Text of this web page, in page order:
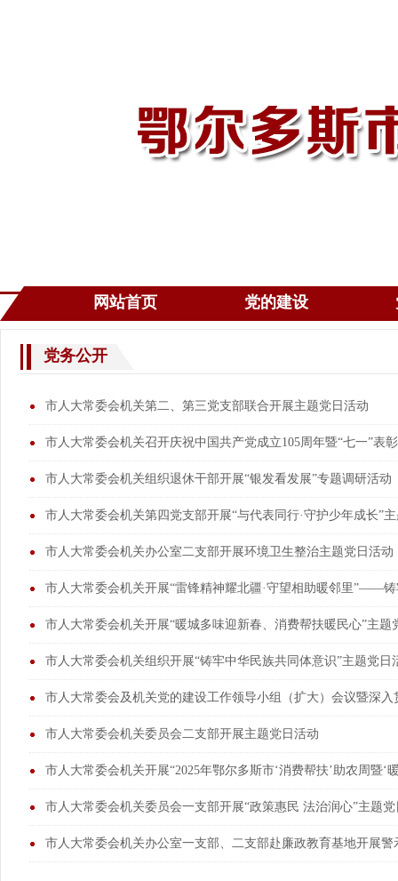
网站首页 党的建设
党务公开
市人大常委会机关第二、第三党支部联合开展主题党日活动
市人大常委会机关召开庆祝中国共产党成立105周年暨“七一”表
市人大常委会机关组织退休干部开展“银发看发展”专题调研活动
市人大常委会机关第四党支部开展“与代表同行·守护少年成长”
市人大常委会机关办公室二支部开展环境卫生整治主题党日活动
市人大常委会机关开展“雷锋精神耀北疆·守望相助暖邻里”——
市人大常委会机关开展“暖城多味迎新春、消费帮扶暖民心”主题
市人大常委会机关组织开展“铸牢中华民族共同体意识”主题党日
市人大常委会及机关党的建设工作领导小组（扩大）会议暨深
市人大常委会机关委员会二支部开展主题党日活动
市人大常委会机关开展“2025年鄂尔多斯市‘消费帮扶’助农周暨‘
市人大常委会机关委员会一支部开展“政策惠民 法治润心”主题
市人大常委会机关办公室一支部、二支部赴廉政教育基地开展